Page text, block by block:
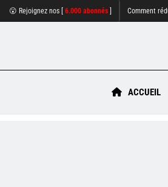
😮 Rejoignez nos [ 6.000 abonnés Comment
ACCUEIL